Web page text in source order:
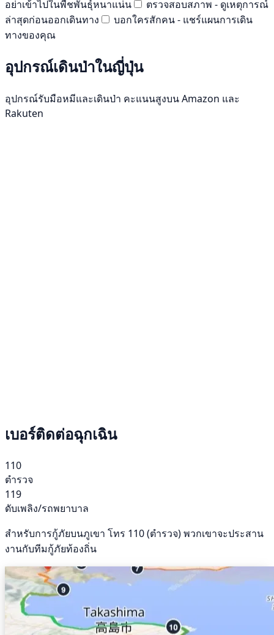
อย่าเข้าไปในพืชพันธุ์หนาแน่น
ตรวจสอบสภาพ - ดูเหตุการณ์
ล่าสุดก่อนออกเดินทาง
บอกใครสักคน - แชร์แผนการเดิน
ทางของคุณ
อุปกรณ์เดินป่าในญี่ปุ่น
อุปกรณ์รับมือหมีและเดินป่า คะแนนสูงบน Amazon และ
Rakuten
เบอร์ติดต่อฉุกเฉิน
110
ตำรวจ
119
ดับเพลิง/รถพยาบาล
สำหรับการกู้ภัยบนภูเขา โทร 110 (ตำรวจ) พวกเขาจะประสาน
งานกับทีมกู้ภัยท้องถิ่น